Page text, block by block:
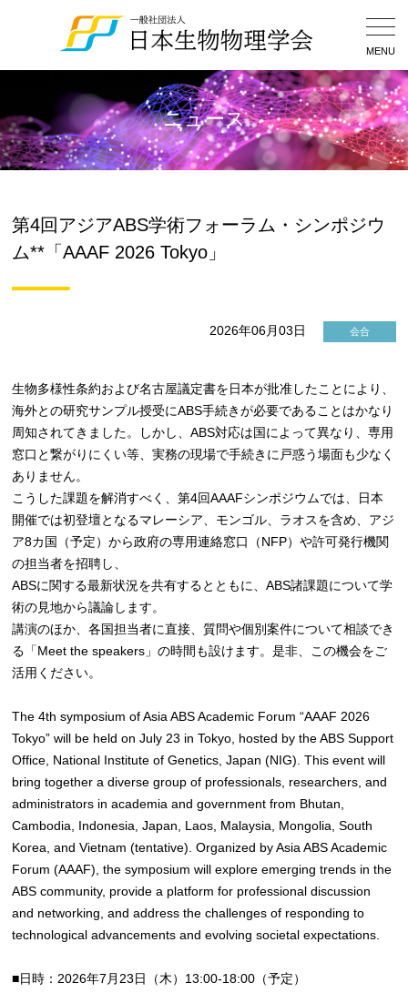
MENU
ニュース
第4回アジアABS学術フォーラム・シンポジウ
ム**「AAAF 2026 Tokyo」
2026年06月03日 会合
生物多様性条約および名古屋議定書を日本が批准したことにより、
海外との研究サンプル授受にABS手続きが必要であることはかなり
周知されてきました。しかし、ABS対応は国によって異なり、専用
窓口と繋がりにくい等、実務の現場で手続きに戸惑う場面も少なく
ありません。
こうした課題を解消すべく、第4回AAAFシンポジウムでは、日本
開催では初登壇となるマレーシア、モンゴル、ラオスを含め、アジ
ア8カ国（予定）から政府の専用連絡窓口（NFP）や許可発行機関
の担当者を招聘し、
ABSに関する最新状況を共有するとともに、ABS諸課題について学
術の見地から議論します。
講演のほか、各国担当者に直接、質問や個別案件について相談でき
る「Meet the speakers」の時間も設けます。是非、この機会をご
活用ください。
The 4th symposium of Asia ABS Academic Forum “AAAF 2026
Tokyo” will be held on July 23 in Tokyo, hosted by the ABS Support
Office, National Institute of Genetics, Japan (NIG). This event will
bring together a diverse group of professionals, researchers, and
administrators in academia and government from Bhutan,
Cambodia, Indonesia, Japan, Laos, Malaysia, Mongolia, South
Korea, and Vietnam (tentative). Organized by Asia ABS Academic
Forum (AAAF), the symposium will explore emerging trends in the
ABS community, provide a platform for professional discussion
and networking, and address the challenges of responding to
technological advancements and evolving societal expectations.
■日時：2026年7月23日（木）13:00-18:00（予定）